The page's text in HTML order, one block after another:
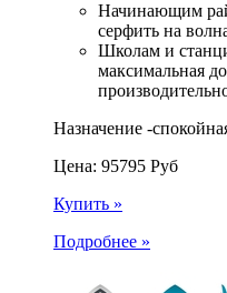
Начинающим
серфить на
Школам и
максимальная
Назначение -
Цена: 95795 Руб
Купить »
Подробнее »